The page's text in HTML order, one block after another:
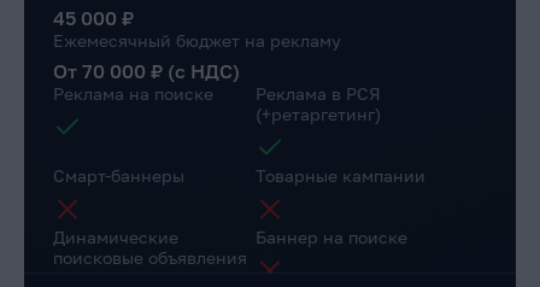
45 000 ₽
Ежемесячный бюджет на рекламу
От 70 000 ₽ (с НДС)
Реклама на поиске
Реклама в РСЯ
(+ретаргетинг)
Смарт-баннеры Товарные кампании
Динамические
поисковые объявления
Баннер на поиске